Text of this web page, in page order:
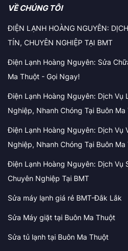
VỀ CHÚNG TÔI
ĐIỆN LẠNH HOÀNG NGUYÊN:
TÍN, CHUYÊN NGHIỆP TẠI BMT
Điện Lạnh Hoàng Nguyên: Sửa
Ma Thuột - Gọi Ngay!
Điện Lạnh Hoàng Nguyên: Dịch Vụ
Nghiệp, Nhanh Chóng Tại Buôn Ma
Điện Lạnh Hoàng Nguyên: Dịch Vụ
Nghiệp, Nhanh Chóng Tại Buôn Ma
Điện Lạnh Hoàng Nguyên: Dịch Vụ
Chuyên Nghiệp Tại BMT
Sửa máy lạnh giá rẻ BMT-Đắk Lắk
Sửa Máy giặt tại Buôn Ma Thuột
Sửa tủ lạnh tại Buôn Ma Thuột